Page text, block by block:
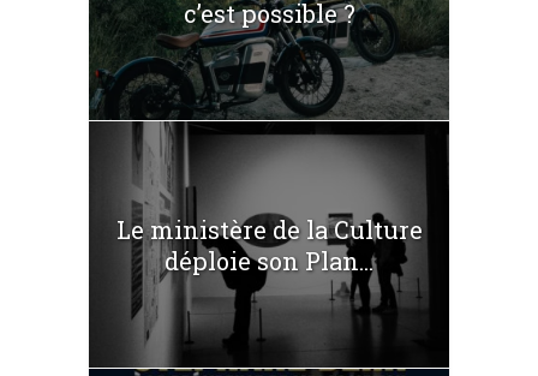
c’est possible ?
Le ministère de la Culture
déploie son Plan...